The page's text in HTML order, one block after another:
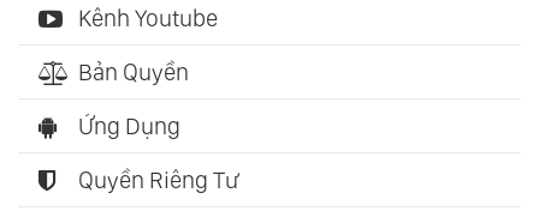
Kênh Youtube
Bản Quyền
Ứng Dụng
Quyền Riêng Tư